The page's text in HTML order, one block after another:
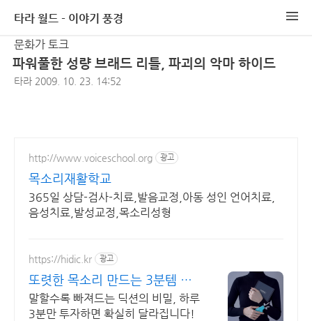
타라 월드 - 이야기 풍경
문화가 토크
파워풀한 성량 브래드 리틀, 파괴의 악마 하이드
타라 2009. 10. 23. 14:52
http://www.voiceschool.org 광고
목소리재활학교
365일 상담-검사-치료,발음교정,아동 성인 언어치료,
음성치료,발성교정,목소리성형
https://hidic.kr 광고
또렷한 목소리 만드는 3분템 목
소리를 바꾸는 쉬운 방법
말할수록 빠져드는 딕션의 비밀, 하루
3분만 투자하면 확실히 달라집니다!